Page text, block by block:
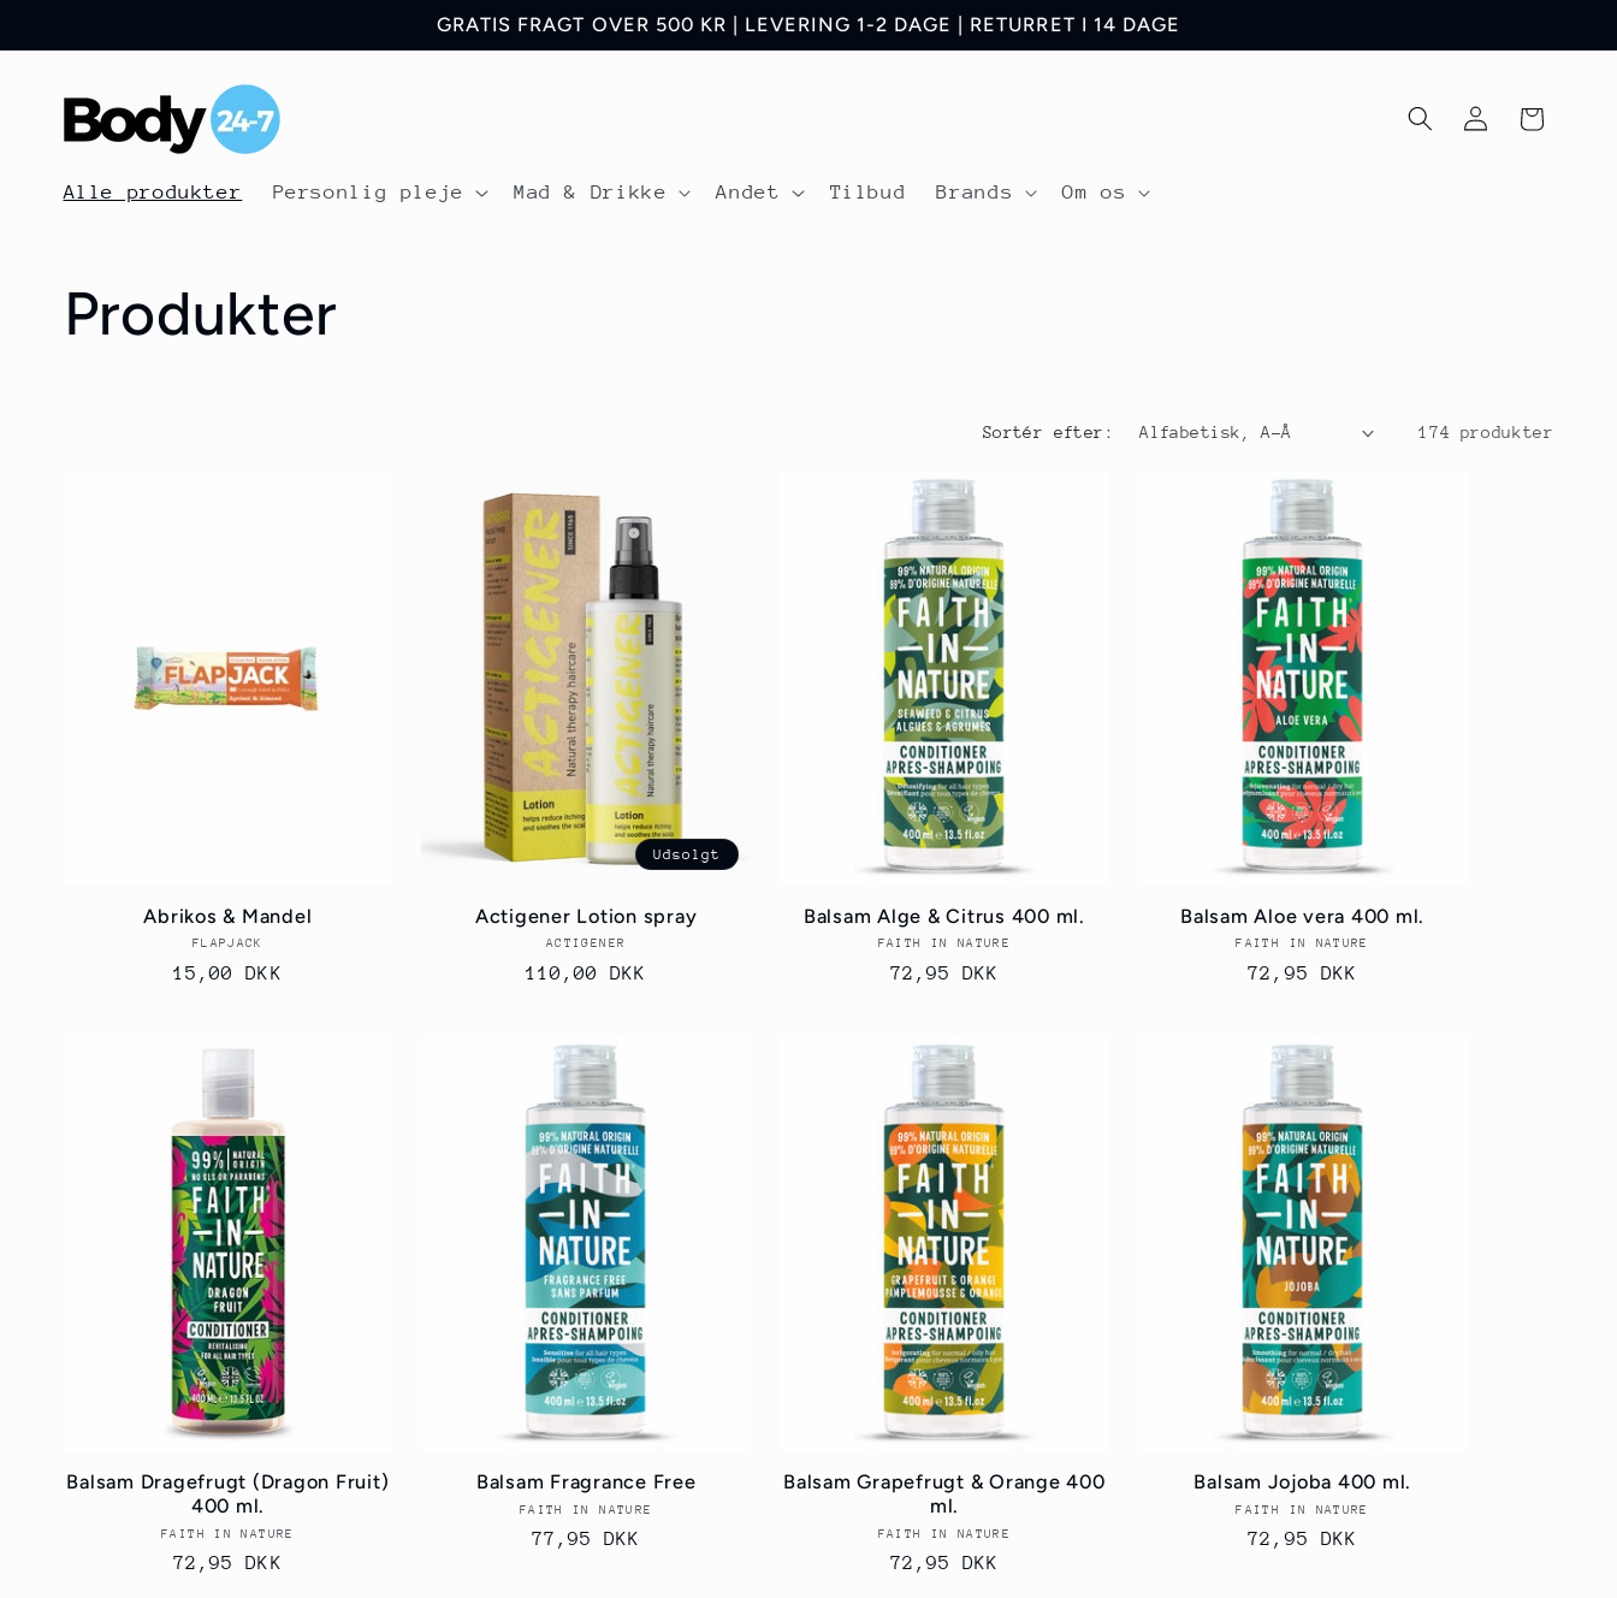
GRATIS FRAGT OVER 500 KR | LEVERING 1-2 DAGE | RETURRET I 14 DAGE
Alle produkter Personlig pleje Mad & Drikke Andet Tilbud Brands Om os
Log
ind
Indkøbskurv
K
Produkter
Sortér efter: 174 produkter
Abrikos & Mandel
Forhandler:
FLAPJACK
Normalpris
15,00 DKK
Udsolgt
Actigener Lotion spray
Forhandler:
ACTIGENER
Normalpris
110,00 DKK
Balsam Alge & Citrus 400 ml.
Forhandler:
FAITH IN NATURE
Normalpris
72,95 DKK
Balsam Aloe vera 400 ml.
Forhandler:
FAITH IN NATURE
Normalpris
72,95 DKK
Balsam Dragefrugt (Dragon Fruit)
400 ml.
Forhandler:
FAITH IN NATURE
Normalpris
72,95 DKK
Balsam Fragrance Free
Forhandler:
FAITH IN NATURE
Normalpris
77,95 DKK
Balsam Grapefrugt & Orange 400
ml.
Forhandler:
FAITH IN NATURE
Normalpris
72,95 DKK
Balsam Jojoba 400 ml.
Forhandler:
FAITH IN NATURE
Normalpris
72,95 DKK